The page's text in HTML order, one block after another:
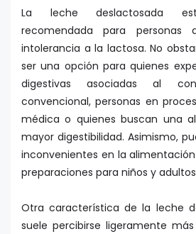
La leche deslactosada
recomendada para personas
intolerancia a la lactosa. No
ser una opción para quienes
digestivas asociadas al
convencional, personas en
médica o quienes buscan una
mayor digestibilidad. Asimismo,
inconvenientes en la
preparaciones para niños y
Otra característica de la leche
suele percibirse ligeramente